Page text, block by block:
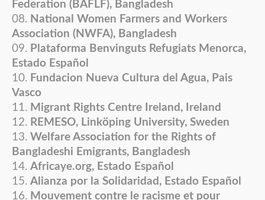
Federation (BAFLF), Bangladesh
National Women Farmers and Workers
Association (NWFA), Bangladesh
Plataforma Benvinguts Refugiats Menorca,
Estado Español
Fundacion Nueva Cultura del Agua, Pais
Vasco
Migrant Rights Centre Ireland, Ireland
REMESO, Linköping University, Sweden
Welfare Association for the Rights of
Bangladeshi Emigrants, Bangladesh
Africaye.org, Estado Español
Alianza por la Solidaridad, Estado Español
Mouvement contre le racisme et pour